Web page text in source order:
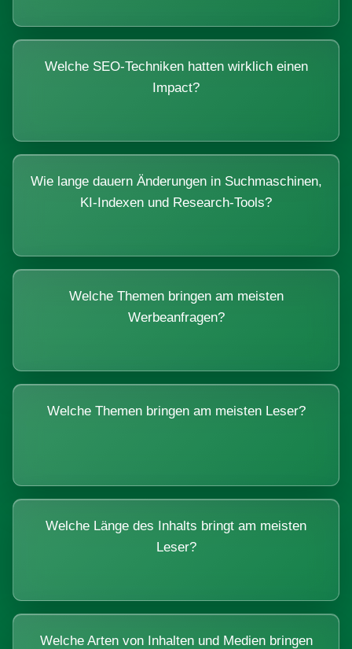
Welche SEO-Techniken hatten wirklich einen
Impact?
Wie lange dauern Änderungen in Suchmaschinen,
KI-Indexen und Research-Tools?
Welche Themen bringen am meisten
Werbeanfragen?
Welche Themen bringen am meisten Leser?
Welche Länge des Inhalts bringt am meisten
Leser?
Welche Arten von Inhalten und Medien bringen